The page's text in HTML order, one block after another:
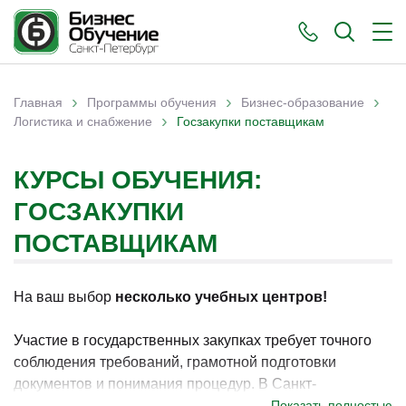
Вы здесь
Главная › Программы обучения › Бизнес-образование ›
Логистика и снабжение › Госзакупки поставщикам
КУРСЫ ОБУЧЕНИЯ:
ГОСЗАКУПКИ
ПОСТАВЩИКАМ
На ваш выбор несколько учебных центров!
Участие в государственных закупках требует точного
соблюдения требований, грамотной подготовки
документов и понимания процедур. В Санкт-